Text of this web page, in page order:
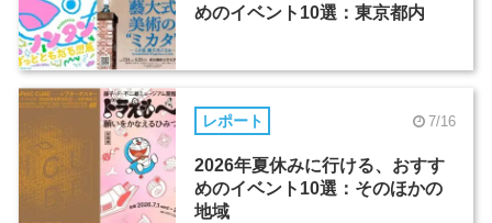
めのイベント10選：東京都内
レポート 7/16
2026年夏休みに行ける、おすす
めのイベント10選：そのほかの
地域